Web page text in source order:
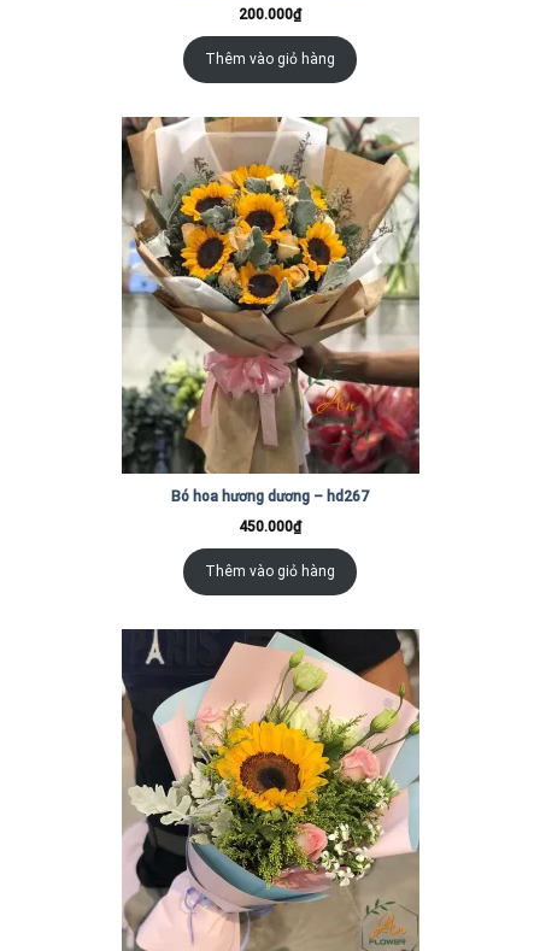
200.000₫
Thêm vào giỏ hàng
Bó hoa hương dương – hd267
450.000₫
Thêm vào giỏ hàng